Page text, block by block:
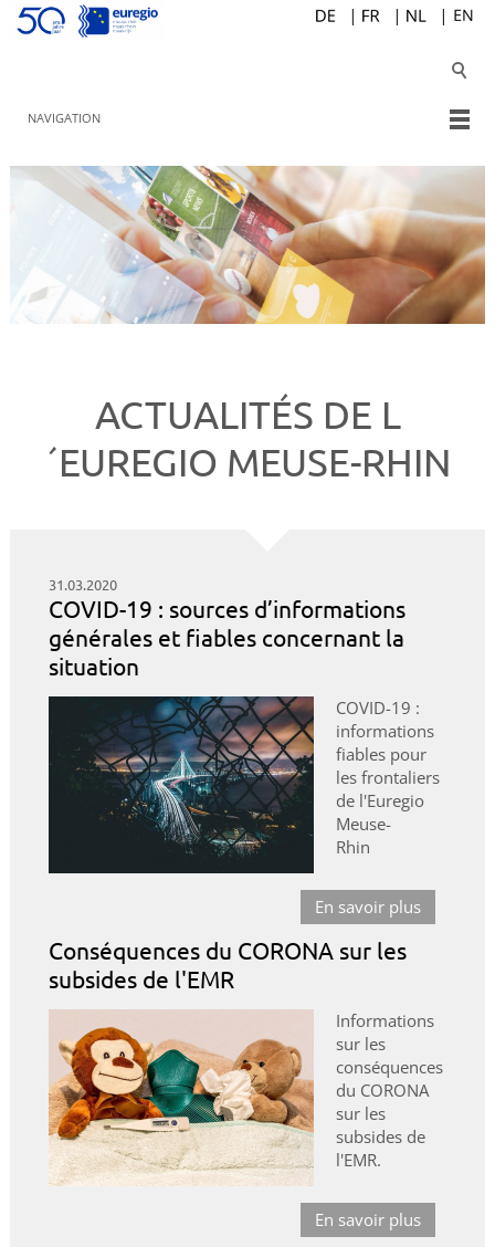
NAVIGATION
ACTUALITÉS DE L
´EUREGIO MEUSE-RHIN
31.03.2020
COVID-19 : sources d’informations
générales et fiables concernant la
situation
COVID-19 :
informations
fiables pour
les frontaliers
de l'Euregio
Meuse-
Rhin
En savoir plus
Conséquences du CORONA sur les
subsides de l'EMR
Informations
sur les
conséquences
du CORONA
sur les
subsides de
l'EMR.
En savoir plus